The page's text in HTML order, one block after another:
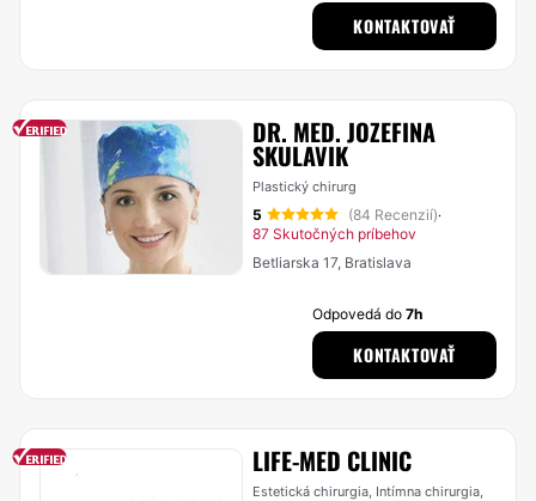
KONTAKTOVAŤ
DR. MED. JOZEFINA
SKULAVIK
Plastický chirurg
5 (84 Recenzií)·
87 Skutočných príbehov
Betliarska 17, Bratislava
Odpovedá do7h
KONTAKTOVAŤ
LIFE-MED CLINIC
Estetická chirurgia, Intímna chirurgia,